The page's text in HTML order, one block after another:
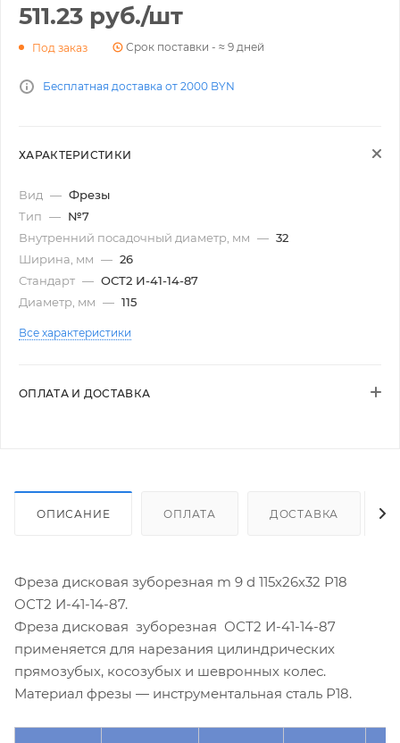
511.23 руб./шт
Под заказ Срок поставки - ≈ 9 дней
Бесплатная доставка от 2000 BYN
ХАРАКТЕРИСТИКИ
Вид — Фрезы
Тип — №7
Внутренний посадочный диаметр, мм — 32
Ширина, мм — 26
Стандарт — ОСТ2 И-41-14-87
Диаметр, мм — 115
Все характеристики
ОПЛАТА И ДОСТАВКА
ОПИСАНИЕ ОПЛАТА ДОСТАВКА
Фреза дисковая зуборезная m 9 d 115х26х32 Р18
ОСТ2 И-41-14-87.
Фреза дисковая зуборезная ОСТ2 И-41-14-87
применяется для нарезания цилиндрических
прямозубых, косозубых и шевронных колес.
Материал фрезы — инструментальная сталь Р18.